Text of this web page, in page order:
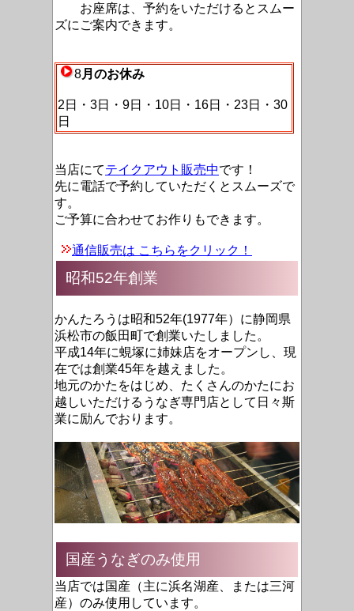
お座席は、予約をいただけるとスムー
ズにご案内できます。
8月のお休み
2日・3日・9日・10日・16日・23日・30
日
当店にてテイクアウト販売中です！
先に電話で予約していただくとスムーズで
す。
ご予算に合わせてお作りもできます。
通信販売は こちらをクリック！
昭和52年創業
かんたろうは昭和52年(1977年）に静岡県
浜松市の飯田町で創業いたしました。
平成14年に蜆塚に姉妹店をオープンし、現
在では創業45年を越えました。
地元のかたをはじめ、たくさんのかたにお
越しいただけるうなぎ専門店として 日々斯
業に励んでおります。
国産うなぎのみ使用
当店では国産（主に浜名湖産、または三河
産）のみ使用しています。